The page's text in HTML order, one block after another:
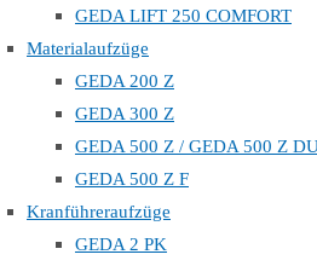
GEDA LIFT 250 COMFORT
Materialaufzüge
GEDA 200 Z
GEDA 300 Z
GEDA 500 Z / GEDA 500 Z
GEDA 500 Z F
Kranführeraufzüge
GEDA 2 PK